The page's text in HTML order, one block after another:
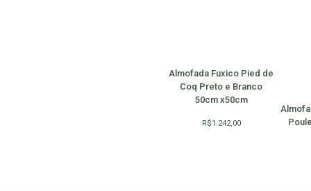
Almofada Fuxico Pied de
Coq Preto e Branco
50cm x50cm
R$1.242,00